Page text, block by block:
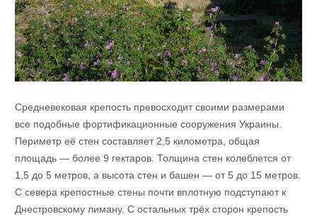
Средневековая крепость превосходит своими размерами
все подобные фортификационные сооружения Украины.
Периметр её стен составляет 2,5 километра, общая
площадь — более 9 гектаров. Толщина стен колеблется от
1,5 до 5 метров, а высота стен и башен — от 5 до 15 метров.
С севера крепостные стены почти вплотную подступают к
Днестровскому лиману. С остальных трёх сторон крепость